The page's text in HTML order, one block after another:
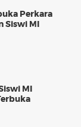
Perkara
Siswi MI
MI